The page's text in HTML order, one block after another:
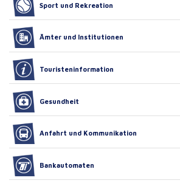
Sport und Rekreation
Ämter und Institutionen
Touristeninformation
Gesundheit
Anfahrt und Kommunikation
Bankautomaten